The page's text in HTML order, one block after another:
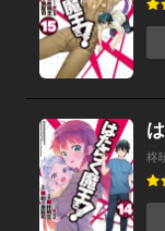
柊